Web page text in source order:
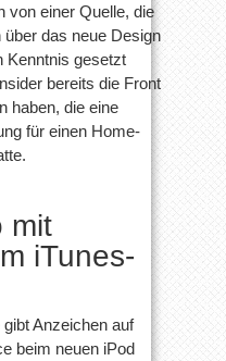
von einer Quelle, die
das neue Design
Kenntnis gesetzt
bereits die Front
haben, die eine
für einen Home-
mit
iTunes-
Anzeichen auf
beim neuen iPod